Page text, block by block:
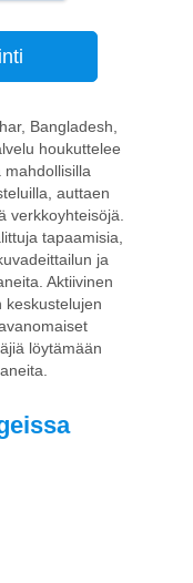
Bangladesh,
houkuttelee
mahdollisilla
auttaen
verkkoyhteisöjä.
tapaamisia,
ja
Aktiivinen
keskustelujen
löytämään